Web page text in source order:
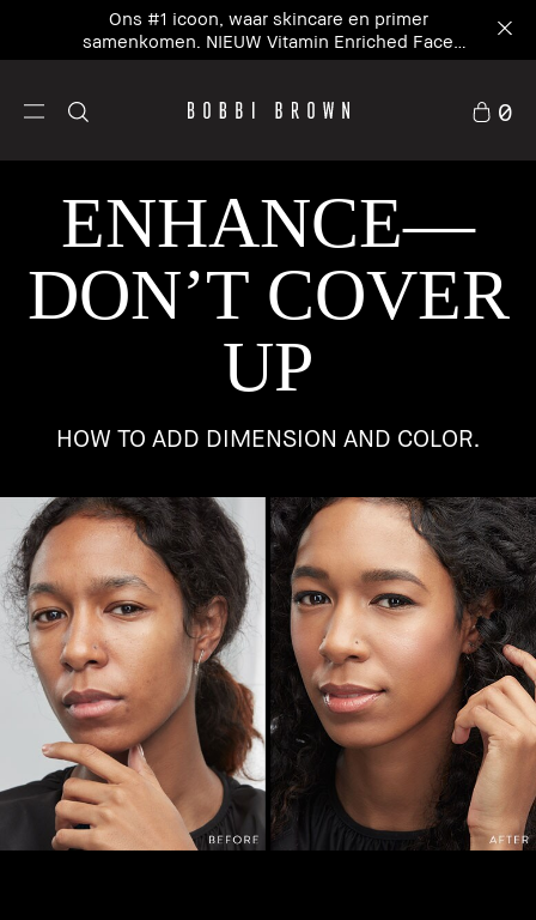
Ons #1 icoon, waar skincare en primer
samenkomen. NIEUW Vitamin Enriched Face
Base+
0
ENHANCE—
DON’T COVER
UP
HOW TO ADD DIMENSION AND COLOR.